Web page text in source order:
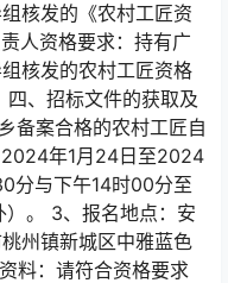
核发的《农村工匠资
人资格要求：持有广
核发的农村工匠资格
、招标文件的获取及
备案合格的农村工匠自
年1月24日至2024
分与下午14时00分至
。 3、报名地点：安
州镇新城区中雅蓝色
料：请符合资格要求